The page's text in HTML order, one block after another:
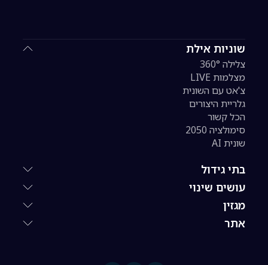
שוניות אילת
צלילה 360°
מצלמות LIVE
צ'אט עם השונית
גלריית היצורים
הכל קשור
סימולציה 2050
שונית AI
בתי גידול
עושים שינוי
מגזין
אתר